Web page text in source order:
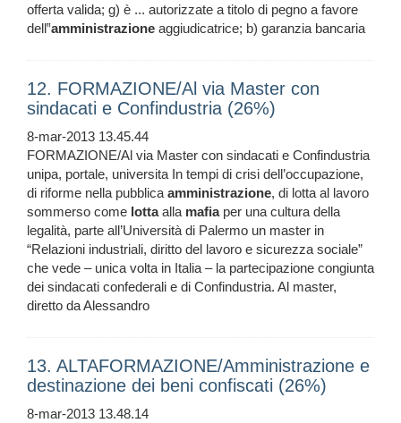
offerta valida; g) è ... autorizzate a titolo di pegno a favore
dell‟amministrazione aggiudicatrice; b) garanzia bancaria
12. FORMAZIONE/Al via Master con
sindacati e Confindustria (26%)
8-mar-2013 13.45.44
FORMAZIONE/Al via Master con sindacati e Confindustria
unipa, portale, universita In tempi di crisi dell’occupazione,
di riforme nella pubblicaamministrazione, di lotta al lavoro
sommerso come lottaalla mafiaper una cultura della
legalità, parte all’Università di Palermo un master in
“Relazioni industriali, diritto del lavoro e sicurezza sociale”
che vede – unica volta in Italia – la partecipazione congiunta
dei sindacati confederali e di Confindustria. Al master,
diretto da Alessandro
13. ALTAFORMAZIONE/Amministrazione e
destinazione dei beni confiscati (26%)
8-mar-2013 13.48.14